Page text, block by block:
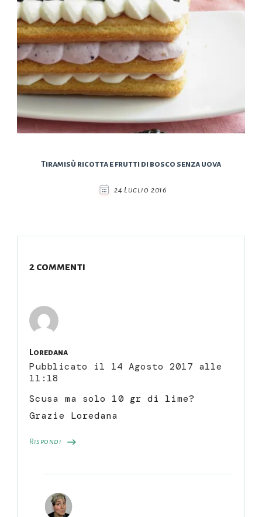
Tiramisù ricotta e frutti di bosco senza uova
24 Luglio 2016
2 commenti
Loredana
Pubblicato il 14 Agosto 2017 alle
11:18
Rispondi
Scusa ma solo 10 gr di lime?
Grazie Loredana